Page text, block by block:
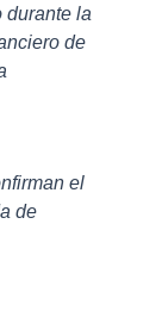
durante la
de
el
de